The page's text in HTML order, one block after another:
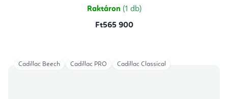
Raktáron (1 db)
Ft565 900
Cadillac Beech Cadillac PRO Cadillac Classical